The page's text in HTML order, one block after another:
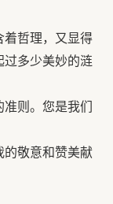
着哲理，又显得
过多少美妙的涟
则。您是我们
的敬意和赞美献